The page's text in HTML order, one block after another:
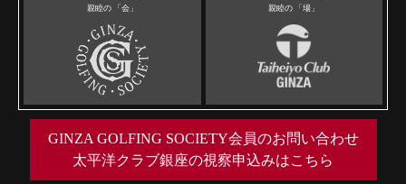
親睦の 「会」
親睦の 「場」
GINZA GOLFING SOCIETY会員のお問い合わせ
太平洋クラブ銀座の視察申込みはこちら